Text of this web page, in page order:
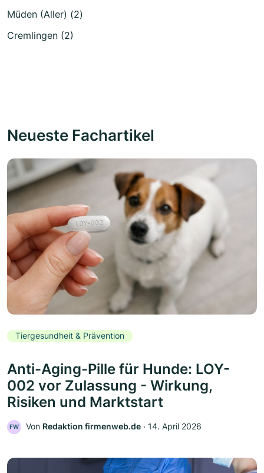
Müden (Aller) (2)
Cremlingen (2)
Neueste Fachartikel
Tiergesundheit & Prävention
Anti-Aging-Pille für Hunde: LOY-
002 vor Zulassung - Wirkung,
Risiken und Marktstart
FW Von Redaktion firmenweb.de ‧ 14. April 2026